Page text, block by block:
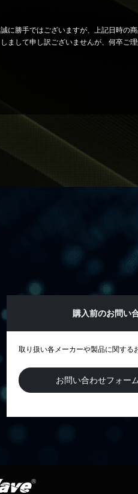
誠に勝手ではございますが、上記日時の
しまして申し訳ございませんが、何卒ご
購入前のお問い
取り扱い各メーカーや製品に関する
お問い合わせフォー